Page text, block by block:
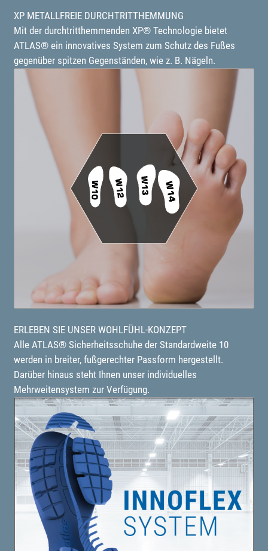
XP METALLFREIE DURCHTRITTHEMMUNG
Mit der durchtritthemmenden XP® Technologie bietet
ATLAS® ein innovatives System zum Schutz des Fußes
gegenüber spitzen Gegenständen, wie z. B. Nägeln.
ERLEBEN SIE UNSER WOHLFÜHL-KONZEPT
Alle ATLAS® Sicherheitsschuhe der Standardweite 10
werden in breiter, fußgerechter Passform hergestellt.
Darüber hinaus steht Ihnen unser individuelles
Mehrweitensystem zur Verfügung.